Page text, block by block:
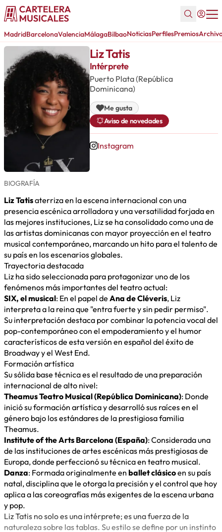
MadridBarcelonaValenciaMálagaBilbaoNoticiasPerfilesPremios
Liz Tatis
Intérprete
Puerto Plata (República
Dominicana)
Me gusta
Aviso de novedades
Instagram
BIOGRAFÍA
Liz Tatisaterriza en la escena internacional con una
presencia escénica arrolladora y una versatilidad forjada en
las mejores instituciones, Liz se ha consolidado como una de
las artistas dominicanas con mayor proyección en el teatro
musical contemporáneo, marcando un hito para el talento de
su país en los escenarios globales.
Trayectoria destacada
Liz ha sido seleccionada para protagonizar uno de los
fenómenos más importantes del teatro actual:
SIX, el musical: En el papel de Ana de Cléveris, Liz
interpreta a la reina que "entra fuerte y sin pedir permiso".
Su interpretación destaca por combinar la potencia vocal del
pop-contemporáneo con el empoderamiento y el humor
característicos de esta versión en español del éxito de
Broadway y el West End.
Formación artística
Su sólida base técnica es el resultado de una preparación
internacional de alto nivel:
Theamus Teatro Musical (República Dominicana): Donde
inició su formación artística y desarrolló sus raíces en el
género bajo los estándares de la prestigiosa familia
Theamus.
Institute of the Arts Barcelona (España): Considerada una
de las instituciones de artes escénicas más prestigiosas de
Europa, donde perfeccionó su técnica en teatro musical.
Danza: Formada originalmente en ballet clásicoen su país
natal, disciplina que le otorga la precisión y el control que hoy
aplica a las coreografías más exigentes de la escena urbana
y pop.
Liz Tatis no solo es una intérprete; es una fuerza de la
naturaleza sobre las tablas. Su estilo se define por un instinto